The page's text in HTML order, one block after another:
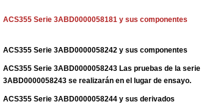
ACS355 Serie 3ABD0000058181 y sus componentes
ACS355 Serie 3ABD0000058242 y sus componentes
ACS355 Serie 3ABD0000058243 Las pruebas de la serie
3ABD0000058243 se realizarán en el lugar de ensayo.
ACS355 Serie 3ABD0000058244 y sus derivados